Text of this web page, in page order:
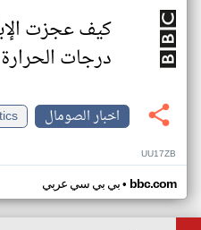
كيف عجزت
درجات
اخبار الصومال
UU17ZB
بي بي سي عربي• bbc.com